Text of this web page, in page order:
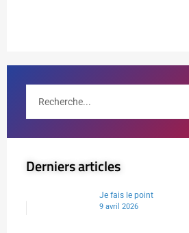
Derniers articles
Je fais le point
9 avril 2026